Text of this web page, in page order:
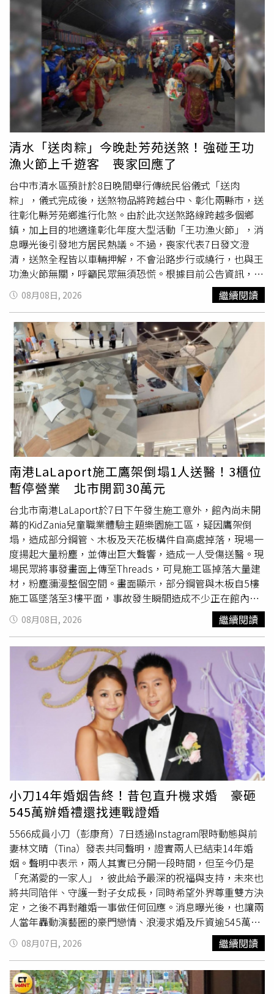
連結轉傳給王菲前經紀人的友人，並請對方代為轉達歉意。
她強調，自己並非刻意捏造內容，也希望相關不實報導能獲
得處理，避免更多人因誤信網路資訊而造成誤解。對於外界
關注的家庭與長子離世一事，徐莉玲也首度公開說明。她表
示，大學畢業後經由同學介紹結婚並育有一子，但婚姻維持
不久便離婚，她帶著孩子返回娘家生活。25歲赴日本接受工
作培訓期間，孩子被前夫帶回夫家，自此一度失去聯繫，而
前夫後來再婚並移民美國，母子見面更加困難。她表示，直
到1990年前往美國史丹福大學修習商學碩士期間，才重新
與前夫取得聯繫，並在畢業後將兒子接到舊金山與自己及外
婆共同生活。1993年再婚後，兒子因不熟悉中文，選擇留
在美國繼續完成學業，她也持續負擔生活費及學費。徐莉玲
說，2017年兒子因美國景氣不佳，希望返回台灣發展，她
除了協助返台，也購屋並支持創業，希望重新建立母子間較
密切的互動。她提到，兒子直到49歲才遇見人生伴侶，交往
約半年後求婚，隔年步入婚姻，原以為終於迎來幸福人生。
然而，徐莉玲表示，兒子多年來可能受到童年家庭因素及長
期獨自生活壓力影響，最終因憂鬱離世。她坦言，白髮人送
黑髮人的打擊令自己陷入巨大悲痛，一度足不出戶，只想獨
自沉澱心情，也因此更能理解單親家庭孩子可能承受的心理
壓力。文末，徐莉玲再次呼籲外界不要輕信網路傳聞，並表
示發文目的在於還原事實，感謝一路以來關心與支持她的親
友，同時也引用「謠言止於智者」，希望大家遠離是非，不
再散播未經查證的訊息。◎勇敢求救並非弱者，您的痛苦有
人願意傾聽，請撥打1995◎如果您覺得痛苦、似乎沒有出
路，您並不孤單，請撥打1925
清水「送肉粽」今晚赴芳苑送煞！強碰王功
漁火節上千遊客 喪家回應了
台中市清水區預計於8日晚間舉行傳統民俗儀式「送肉
粽」，儀式完成後，送煞物品將跨越台中、彰化兩縣市，送
往彰化縣芳苑鄉進行化煞。由於此次送煞路線跨越多個鄉
鎮，加上目的地適逢彰化年度大型活動「王功漁火節」，消
息曝光後引發地方居民熱議。不過，喪家代表7日發文澄
清，送煞全程皆以車輛押解，不會沿路步行或繞行，也與王
功漁火節無關，呼籲民眾無須恐慌。根據目前公告資訊，送
肉粽儀式預計於8日晚間9時至11時舉行，開壇地點位於台
中市清水區鰲峰山鰲海路周邊，由法師主持祈福除煞科儀，
儀式完成後，再將送煞物品裝車押送至彰化縣芳苑火葬場金
爐焚化，完成整場送煞儀式。據喪家與承辦人員公布的路線
資訊，送煞隊伍將自清水鰲峰山出發，預計沿著海線主要幹
道台17線或台61線一路南下，途中行經彰化縣伸港、線
西、鹿港及福興等4個沿海鄉鎮，最後抵達芳苑。送煞消息
曝光後，彰化地方居民與民俗專家紛紛發出提醒，呼籲沿線
4個鄉鎮居民於晚間9時至11時盡量避開相關路段，避免無
意間與送煞車隊相遇而「衝煞」，相關話題也在地方社群引
發討論。此外，送煞時間恰巧與彰化年度大型活動「王功漁
火節」重疊，也引起外界關注。今年王功漁火節將於芳苑鄉
王功漁港舉辦，規劃海洋音樂會、海上煙火秀、福海宮祈福
及千人烤蚵等系列活動，晚間8時起進入主要節目時段，邀
請玖壹壹、美秀集團等藝人及樂團演出，預料將吸引大量遊
客前往。由於送肉粽儀式預計於晚間9時至11時進行，正值
活動高潮及散場前後，因此有民眾擔心送煞車隊若行經芳苑
沿海，可能與活動人潮及車流交會，造成心理壓力。對此，
喪家代表7日發文澄清，儀式時間為8日晚間9時至11時，法
會地點僅在清水鰲峰山鰲海路周邊，全程以車輛運送送煞物
品，不會在道路上步行，僅請行經該路段的民眾稍微繞道通
行。若因此造成不便，代表家屬向清水區居民表達歉意，一
切只希望儀式能平安、圓滿完成。喪家代表也強調，祈福除
煞法會與王功漁火節並無任何關聯，送煞物品將直接由車輛
押解至芳苑火葬場金爐焚化，不會沿路停留或繞行，呼籲民
眾不必過度恐慌或自行揣測。
08月08日, 2026 繼續閱讀
南港LaLaport施工鷹架倒塌1人送醫！3櫃位
暫停營業 北市開罰30萬元
台北市南港LaLaport於7日下午發生施工意外，館內尚未開
幕的KidZania兒童職業體驗主題樂園施工區，疑因鷹架倒
塌，造成部分鋼管、木板及天花板構件自高處掉落，現場一
度揚起大量粉塵，並傳出巨大聲響，造成一人受傷送醫。現
場民眾將事發畫面上傳至Threads，可見施工區掉落大量建
材，粉塵瀰漫整個空間。畫面顯示，部分鋼管與木板自5樓
施工區墜落至3樓平面，事故發生瞬間造成不少正在館內活
動的民眾受到驚嚇。至於事故發生原因，相關單位仍持續調
查釐清。台北市消防局表示，下午1時52分接獲通報後派員
到場處理，現場一名約65歲女性民眾頭部後腦出現腫脹情
形，送醫時意識清楚，隨後由救護車送往內湖國泰醫院接受
治療。對於此次事故，三井集團表示，發生倒塌的是尚未正
式開幕的KidZania施工圍籬區域，事發當時一名婦人正好位
於現場附近，雖然沒有明顯外傷，公司仍立即安排專人陪同
就醫，後續也將持續關心其身體狀況。至於事故原因及實際
損失情形，目前仍待進一步確認。事故發生後，台北市建管
處前往了解，認定施工現場發生工安事故，已依法裁罰30萬
元，並要求施工單位盡速完成改善措施，同時妥善處理後續
賠償相關事宜，以確保公共安全。此外，LaLaport晚間也透
過官方Facebook發布營業公告，表示因館內整修作業影
響，位於3樓的SST&C、POU DOU DOU及a la sha將暫停營
業。館方指出，本週末除上述櫃位外，其餘樓層、店家及館
內活動均維持正常營運，民眾仍可依原定安排前往消費。
08月08日, 2026 繼續閱讀
小刀14年婚姻告終！昔包直升機求婚 豪砸
545萬辦婚禮還找連戰證婚
5566成員小刀（彭康育）7日透過Instagram限時動態與前
妻林文晴（Tina）發表共同聲明，證實兩人已結束14年婚
姻。聲明中表示，兩人其實已分開一段時間，但至今仍是
「充滿愛的一家人」，彼此給予最深的祝福與支持，未來也
將共同陪伴、守護一對子女成長，同時希望外界尊重雙方決
定，之後不再對離婚一事做任何回應。消息曝光後，也讓兩
人當年轟動演藝圈的豪門戀情、浪漫求婚及斥資逾545萬元
打造的世紀婚禮，再度成為外界關注焦點。小刀與林文晴年
紀相仿，兩人因朋友聚會結識，並以結婚為前提交往，感情
一直相當低調。直到2012年被拍到一起欣賞美國流行天后
Lady Gaga演唱會後，戀情才正式曝光，也讓外界首度知道
08月07日, 2026 繼續閱讀